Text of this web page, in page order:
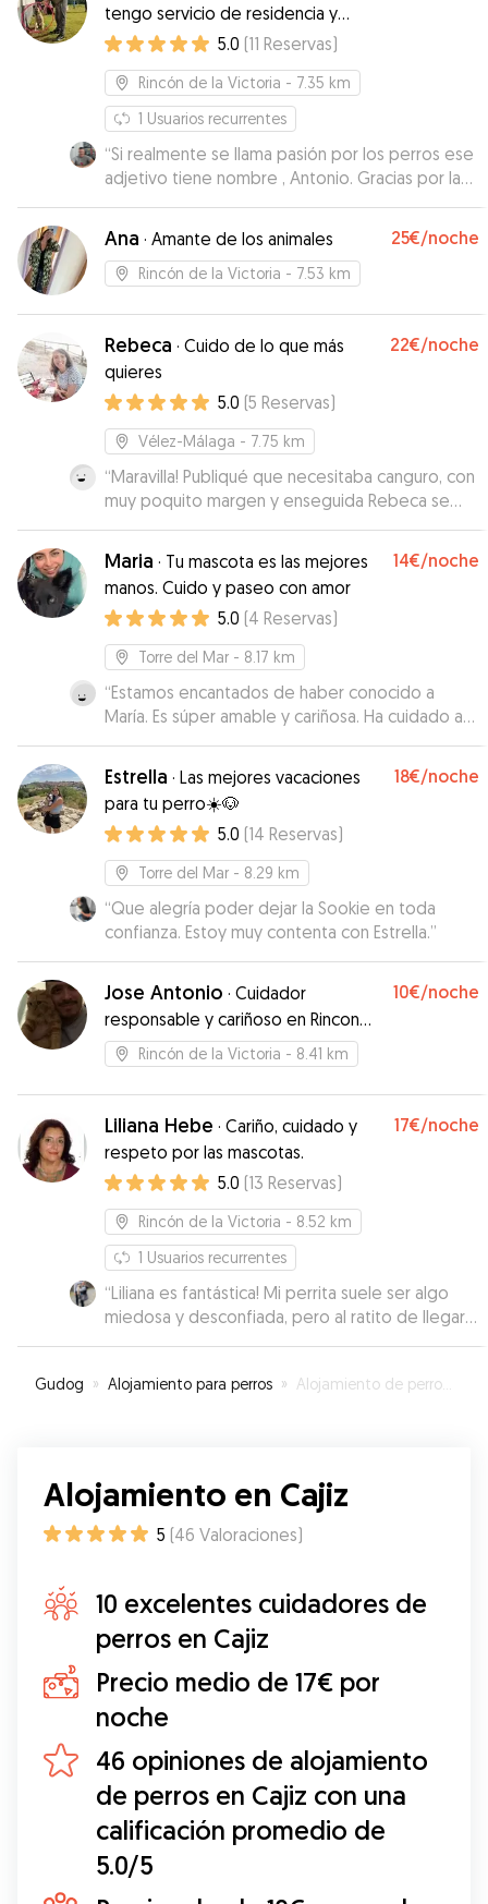
tengo servicio de residencia y
paseos
5.0 (11 Reservas)
Rincón de la Victoria - 7.35 km
1 Usuarios recurrentes
“Si realmente se llama pasión por los perros ese
adjetivo tiene nombre , Antonio. Gracias por la
atención y cariño con el que has cuidado a Sara”
Ana · Amante de los animales 25€/noche
Rincón de la Victoria - 7.53 km
Rebeca · Cuido de lo que más
quieres
22€/noche
5.0 (5 Reservas)
Vélez-Málaga - 7.75 km
“Maravilla! Publiqué que necesitaba canguro, con
muy poquito margen y enseguida Rebeca se
ofreció. Muy amable, flexible y encantadores
(humanos y su perrita Dulce) con nuestra
Toscana, que se sintió como en casa. Se
volcaron con ella y pudimos estar tranquilos.
Recomendamos y repetiremos seguro :)
Maria · Tu mascota es las mejores
manos. Cuido y paseo con amor
14€/noche
5.0 (4 Reservas)
Torre del Mar - 8.17 km
“Estamos encantados de haber conocido a
María. Es súper amable y cariñosa. Ha cuidado a
Rocky como si fuera suyo. Se nota que ama a los
animales. Excelente experiencia tanto para mí
como para Rocky .”
Estrella · Las mejores vacaciones
para tu perro☀️🐶
18€/noche
5.0 (14 Reservas)
Torre del Mar - 8.29 km
“Que alegría poder dejar la Sookie en toda
confianza. Estoy muy contenta con Estrella.”
Jose Antonio · Cuidador
responsable y cariñoso en Rincon
de la Victoria
10€/noche
Rincón de la Victoria - 8.41 km
Liliana Hebe · Cariño, cuidado y
respeto por las mascotas.
17€/noche
5.0 (13 Reservas)
Rincón de la Victoria - 8.52 km
1 Usuarios recurrentes
“Liliana es fantástica! Mi perrita suele ser algo
miedosa y desconfiada, pero al ratito de llegar
ya estaba súper cómoda! :) me ha encantado el
permitido subirse a un pequeño sofalito junto
Gudog » Alojamiento para perros » Alojamiento de perros en Cajiz
Alojamiento en Cajiz
5 (46 Valoraciones)
10 excelentes cuidadores de
perros en Cajiz
Precio medio de 17€ por
noche
46 opiniones de alojamiento
de perros en Cajiz con una
calificación promedio de
5.0/5